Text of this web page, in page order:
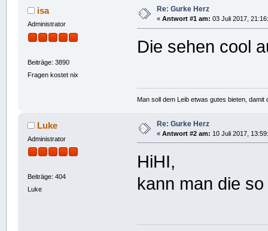
isa
Administrator
Beiträge: 3890
Fragen kostet nix
Re: Gurke Herz
« Antwort #1 am: 03 Juli 2017,
Die sehen cool
Man soll dem Leib etwas gutes bieten,
Luke
Administrator
Beiträge: 404
Luke
Re: Gurke Herz
« Antwort #2 am: 10 Juli 2017,
HiHI,
kann man die